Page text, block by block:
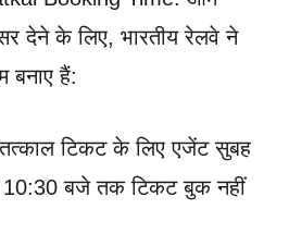
देने के लिए, भारतीय रेलवे ने
बनाए हैं:
टिकट के लिए एजेंट सुबह
बजे तक टिकट बुक नहीं